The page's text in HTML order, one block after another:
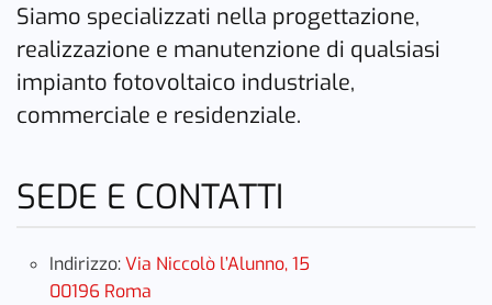
Siamo specializzati nella progettazione,
realizzazione e manutenzione di qualsiasi
impianto fotovoltaico industriale,
commerciale e residenziale.
SEDE E CONTATTI
Indirizzo:Via Niccolò l’Alunno, 15
00196 Roma